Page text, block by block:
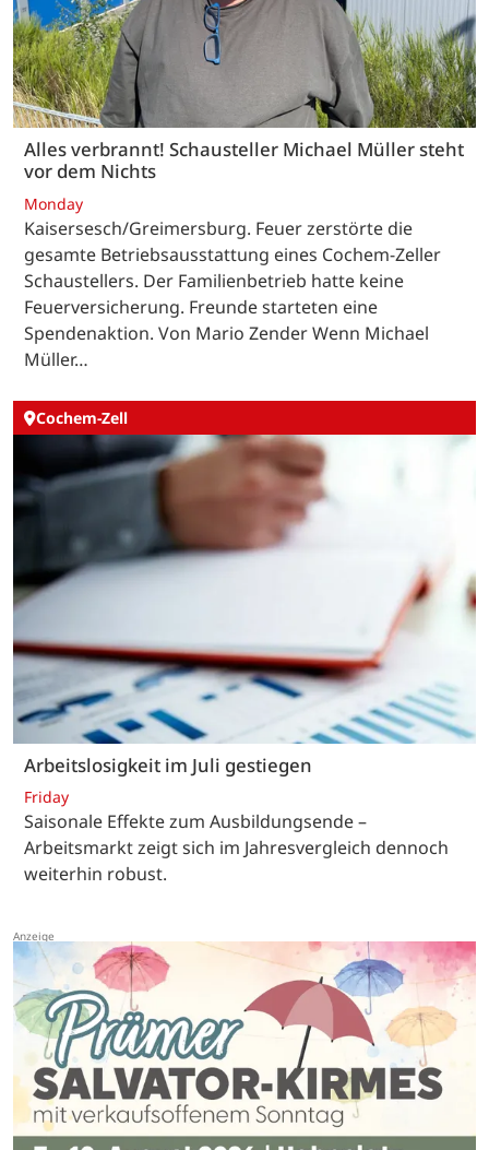
Alles verbrannt! Schausteller Michael Müller steht
vor dem Nichts
Monday
Kaisersesch/Greimersburg. Feuer zerstörte die
gesamte Betriebsausstattung eines Cochem-Zeller
Schaustellers. Der Familienbetrieb hatte keine
Feuerversicherung. Freunde starteten eine
Spendenaktion. Von Mario Zender Wenn Michael
Müller…
Cochem-Zell
Arbeitslosigkeit im Juli gestiegen
Friday
Saisonale Effekte zum Ausbildungsende –
Arbeitsmarkt zeigt sich im Jahresvergleich dennoch
weiterhin robust.